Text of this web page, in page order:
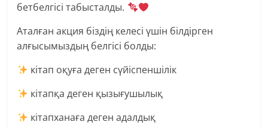
бетбелгісі табысталды.
Аталған акция біздің келесі үшін білдірген
алғысымыздың белгісі болды:
кітап оқуға деген сүйіспеншілік
кітапқа деген қызығушылық
кітапханаға деген адалдық